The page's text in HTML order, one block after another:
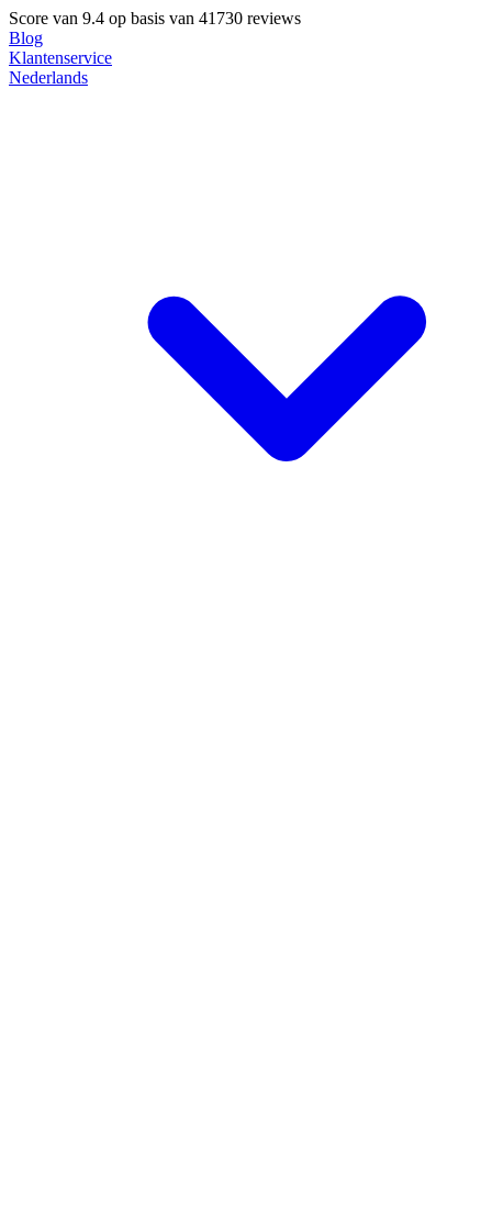
Score van 9.4 op basis van 41730 reviews
Blog
Klantenservice
Nederlands